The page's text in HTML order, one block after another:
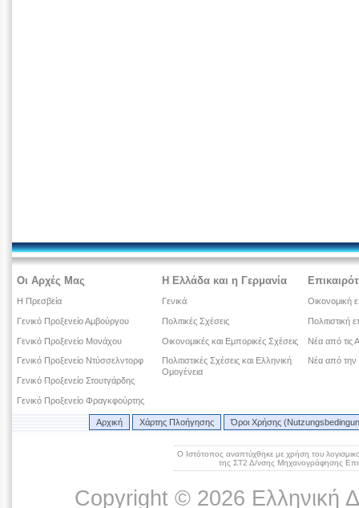
Οι Αρχές Μας
Η Πρεσβεία
Γενικό Προξενείο Αμβούργου
Γενικό Προξενείο Μονάχου
Γενικό Προξενείο Ντύσσελντορφ
Γενικό Προξενείο Στουτγάρδης
Γενικό Προξενείο Φραγκφούρτης
Η Ελλάδα και η Γερμανία
Γενικά
Πολιτικές Σχέσεις
Οικονομικές και Εμπορικές Σχέσεις
Πολιτιστικές Σχέσεις και Ελληνική
Ομογένεια
Οικονομική
Πολιτιστική
Νέα από τις
Νέα από την
Αρχική Χάρτης Πλοήγησης Όροι Χρήσης
Ο Ιστότοπος αναπτύχθηκε με χρήση του
της ΣΤ2 Δ/νσης Μηχανογράφησης
Copyright © 2026 Ελληνική